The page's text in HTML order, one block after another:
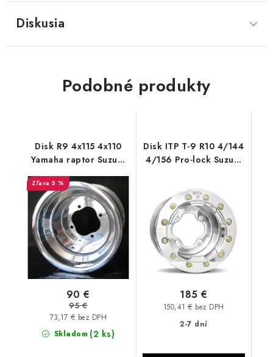
Všeobecné obchodné podmienky
Diskusia
Podobné produkty
Disk R9 4x115 4x110
Yamaha raptor Suzuki
LTZ X ATV 4 mm
5 %
Skladom (2 ks)
73,17 € bez DPH
90 €
95 €
Disk ITP T-9 R10 4/144
4/156 Pro-lock Suzuki
2-7 dní
150,41 € bez DPH
185 €